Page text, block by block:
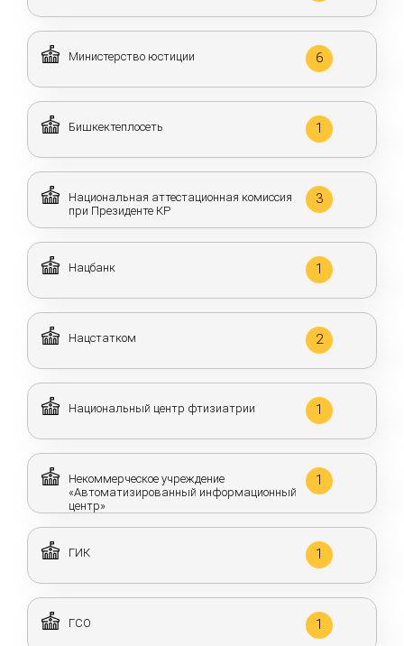
Министерство юстиции 6
Бишкектеплосеть 1
Национальная аттестационная комиссия
при Президенте КР
3
Нацбанк 1
Нацстатком 2
Национальный центр фтизиатрии 1
Некоммерческое учреждение
«Автоматизированный информационный
центр»
1
ГИК 1
ГСО 1